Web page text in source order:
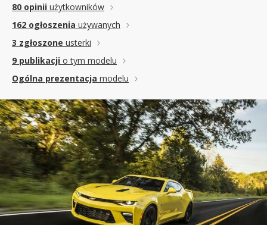
80 opinii użytkowników
162 ogłoszenia używanych
3 zgłoszone usterki
9 publikacji o tym modelu
Ogólna prezentacja modelu